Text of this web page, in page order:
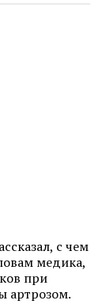
с чем
медика,
при
артрозом.